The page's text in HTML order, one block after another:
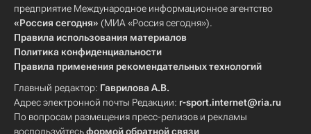
предприятие Международное информационное агентство
«Россия сегодня» (МИА «Россия сегодня»).
Правила использования материалов
Политика конфиденциальности
Правила применения рекомендательных технологий
Главный редактор: Гаврилова А.В.
Адрес электронной почты Редакции: r-sport.internet@ria.ru
По вопросам размещения пресс-релизов и рекламы
воспользуйтесьформой обратной связи